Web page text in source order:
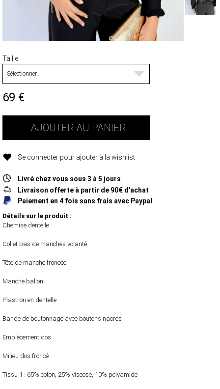
PANTALONS ET JEANS
ROBES ET JUPES
TERRE CUITE
Taille
69 €
AJOUTER AU PANIER
Se connecter pour ajouter à la wishlist
Livré chez vous sous 3 à 5 jours
Livraison offerte à partir de 90€ d'achat
Paiement en 4 fois sans frais avec Paypal
Détails sur le produit :
Chemise dentelle
Col et bas de manches volanté
Tête de manche froncée
Manche ballon
Plastron en dentelle
Bande de boutonnage avec boutons nacrés
Empiècement dos
Milieu dos froncé
Tissu 1 : 65% coton, 25% viscose, 10% polyamide